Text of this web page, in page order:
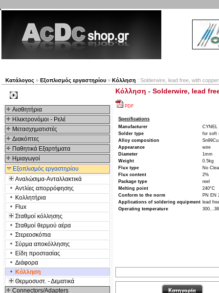
Κατάλογος » Εξοπλισμός εργαστηρίου » Κόλληση : Solderwire, lead free, with
Αισθητήρια
Ηλεκτρονόμοι - Ρελέ
Μετασχηματιστές
Διακόπτες
Παθητικά Εξαρτήματα
Hμιαγωγοί
Εξοπλισμός εργαστηρίου
Αναλώσιμα-Ανταλλακτικά
Αντλίες απορρόφησης
Κολλητήρια
Flux
Σταθμοί κόλλησης
Σταθμοί θερμού αέρα
Στερεοσκόπια
Σύρμα αποκόλλησης
Είδη προστασίας
Διάφορα
Κόλληση
Θερμοσυστ. - Δεματικά
Connectors/Adapters
Κόλληση - Solderwire, lead
PDF
Specifications
Manufacturer
CYNEL
Solder type
for soft
Alloy composition
Appearance
wire
Diameter
1mm
Weight
0.5kg
Flux type
No
Flux content
2%
Package type
reel
Melting point
240°C
Conform to the norm
PN EN
Applications of soldering equipment lead
Operating temperature